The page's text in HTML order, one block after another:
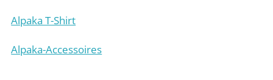
Alpaka T-Shirt
Alpaka-Accessoires